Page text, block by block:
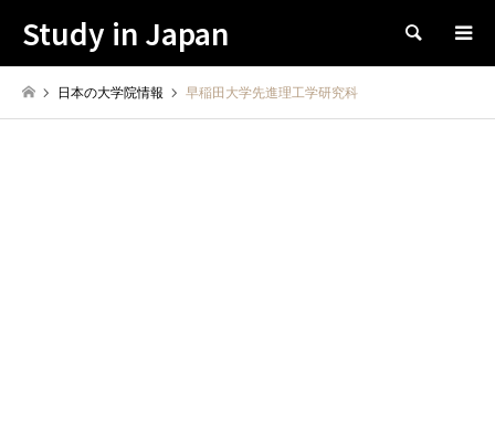
Study in Japan Search
日本の大学院情報 早稲田大学先進理工学研究科